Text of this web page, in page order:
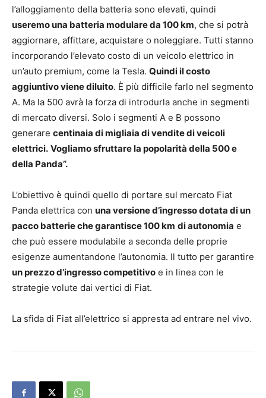
l’alloggiamento della batteria sono elevati, quindi
useremo una batteria modulare da 100 km, che si potrà
aggiornare, affittare, acquistare o noleggiare. Tutti stanno
incorporando l’elevato costo di un veicolo elettrico in
un’auto premium, come la Tesla. Quindi il costo
aggiuntivo viene diluito. È più difficile farlo nel segmento
A. Ma la 500 avrà la forza di introdurla anche in segmenti
di mercato diversi. Solo i segmenti A e B possono
generare centinaia di migliaia di vendite di veicoli
elettrici. Vogliamo sfruttare la popolarità della 500 e
della Panda”.
L’obiettivo è quindi quello di portare sul mercato Fiat
Panda elettrica con una versione d’ingresso dotata di un
pacco batterie che garantisce 100 km di autonomia e
che può essere modulabile a seconda delle proprie
esigenze aumentandone l’autonomia. Il tutto per garantire
un prezzo d’ingresso competitivo e in linea con le
strategie volute dai vertici di Fiat.
La sfida di Fiat all’elettrico si appresta ad entrare nel vivo.